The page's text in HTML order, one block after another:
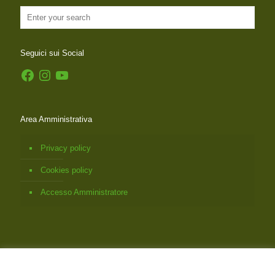
Seguici sui Social
FacebookInstagramYouTube
Area Amministrativa
Privacy policy
Cookies policy
Accesso Amministratore